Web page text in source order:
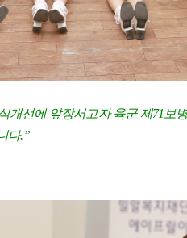
개선에 앞장서고자 육군 제71
다.”